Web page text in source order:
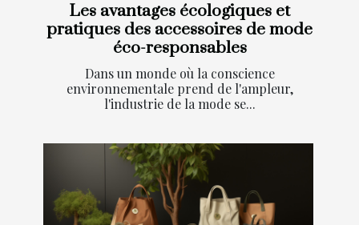
Les avantages écologiques et
pratiques des accessoires de mode
éco-responsables
Dans un monde où la conscience
environnementale prend de l'ampleur,
l'industrie de la mode se...